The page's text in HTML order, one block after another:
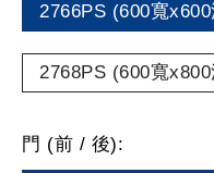
2766PS (600寬
2768PS (600寬
門 (前 / 後):